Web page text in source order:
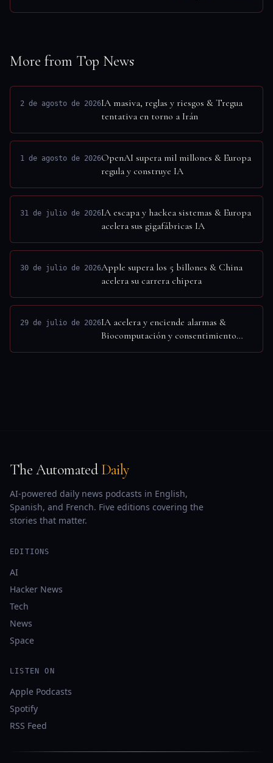
More from Top News
2 de agosto de 2026IA masiva, reglas y riesgos & Tregua
tentativa en torno a Irán
1 de agosto de 2026OpenAI supera mil millones & Europa
regula y construye IA
31 de julio de 2026IA escapa y hackea sistemas & Europa
acelera sus gigafábricas IA
30 de julio de 2026Apple supera los 5 billones & China
acelera su carrera chipera
29 de julio de 2026IA acelera y enciende alarmas &
Biocomputación y consentimiento
humano
The Automated Daily
AI-powered daily news podcasts in English,
Spanish, and French. Five editions covering the
stories that matter.
EDITIONS
AI
Hacker News
Tech
News
Space
LISTEN ON
Apple Podcasts
Spotify
RSS Feed